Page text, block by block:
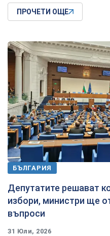
ПРОЧЕТИ ОЩЕ
БЪЛГАРИЯ
Депутатите решават
избори, министри ще
въпроси
31 Юли, 2026